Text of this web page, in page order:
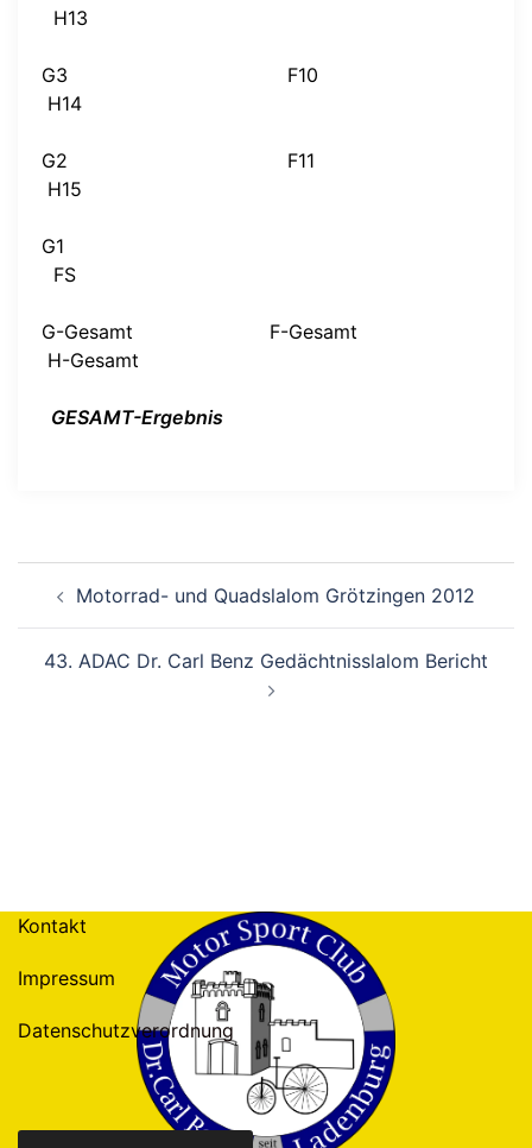
H13
G3
F10
H14
G2
F11
H15
G1
FS
G-Gesamt
F-Gesamt
H-Gesamt
GESAMT-Ergebnis
Motorrad- und Quadslalom Grötzingen 2012
43. ADAC Dr. Carl Benz Gedächtnisslalom Bericht
Kontakt
Impressum
Datenschutzverordnung